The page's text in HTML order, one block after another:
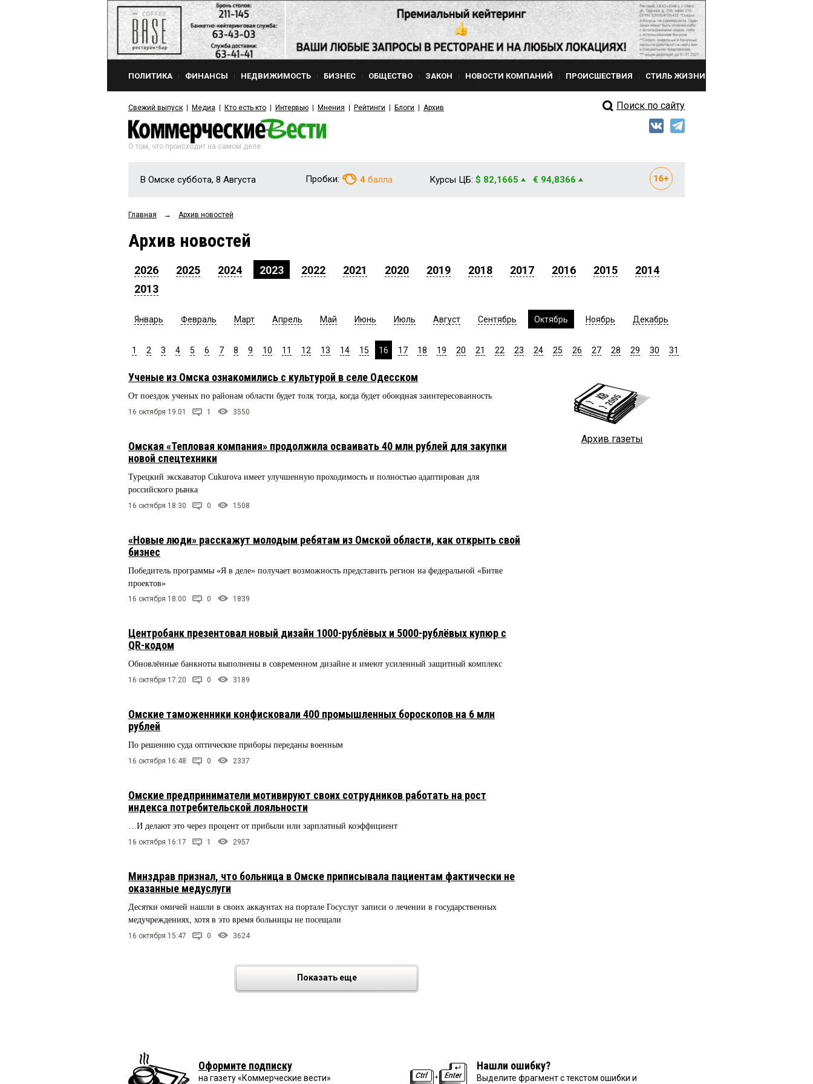
ПОЛИТИКА ФИНАНСЫ НЕДВИЖИМОСТЬ БИЗНЕС ОБЩЕСТВО ЗАКОН НОВОСТИ КОМПАНИЙ ПРОИСШЕСТВИЯ СТИЛЬ ЖИЗНИ
Свежий выпуск Медиа Кто есть кто Интервью Мнения Рейтинги Блоги Архив Поиск по сайту
О том, что происходит на самом деле
В Омске суббота, 8 Августа Пробки: 4 балла Курсы ЦБ: $ 82,1665 € 94,8366
Главная → Архив новостей
Архив новостей
2026 2025 2024 2023 2022 2021 2020 2019 2018 2017 2016 2015
2014
2013
Январь Февраль Март Апрель Май Июнь Июль Август Сентябрь Октябрь Ноябрь Декабрь
1 2 3 4 5 6 7 8 9 10 11 12 13 14 15 16 17 18 19 20 21 22 23 24 25 26 27 28 29 30 31
Ученые из Омска ознакомились с культурой в селе Одесском
От поездок ученых по районам области будет толк тогда, когда будет обоюдная заинтересованность
16 октября 19:01 1 3550
Омская «Тепловая компания» продолжила осваивать 40 млн рублей для закупки
новой спецтехники
Турецкий экскаватор Сukurova имеет улучшенную проходимость и полностью адаптирован для
российского рынка
16 октября 18:30 0 1508
«Новые люди» расскажут молодым ребятам из Омской области, как открыть свой
бизнес
Победитель программы «Я в деле» получает возможность представить регион на федеральной «Битве
проектов»
16 октября 18:00 0 1839
Центробанк презентовал новый дизайн 1000-рублёвых и 5000-рублёвых купюр с
QR-кодом
Обновлённые банкноты выполнены в современном дизайне и имеют усиленный защитный комплекс
16 октября 17:20 0 3189
Омские таможенники конфисковали 400 промышленных бороскопов на 6 млн
рублей
По решению суда оптические приборы переданы военным
16 октября 16:48 0 2337
Омские предприниматели мотивируют своих сотрудников работать на рост
индекса потребительской лояльности
…И делают это через процент от прибыли или зарплатный коэффициент
16 октября 16:17 1 2957
Минздрав признал, что больница в Омске приписывала пациентам фактически не
оказанные медуслуги
Десятки омичей нашли в своих аккаунтах на портале Госуслуг записи о лечении в государственных
медучреждениях, хотя в это время больницы не посещали
16 октября 15:47 0 3624
Показать еще
Архив газеты
Оформите подписку
на газету «Коммерческие вести»
Нашли ошибку?
Выделите фрагмент с текстом ошибки и